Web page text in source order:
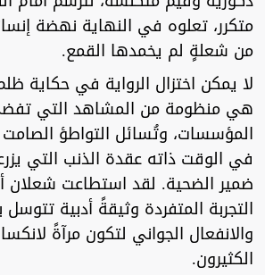
متكرر، تعلوه في النهاية نهضة
من شعلةٍ لم يخمدها القمع.
لا يمكن اختزال الرواية في حكاية
هي منظومة من المشاهد التي
المؤسسات، وتُسائل التواطؤ
في الوقت ذاته عقدة الذنب التي
ضمير الضحية. لقد استطاعت
التجربة المتفردة وثيقةً أدبية
والانفعال الجواني لتكون مرآةً
الكثيرون.